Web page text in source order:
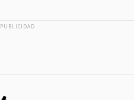
PUBLICIDAD